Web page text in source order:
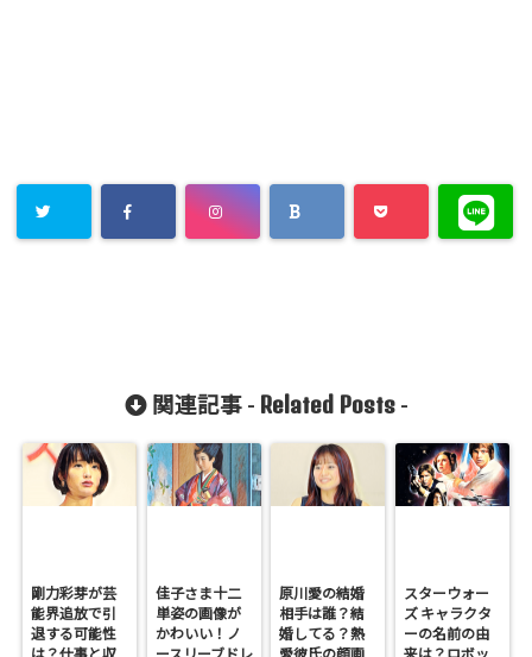
関連記事 - Related Posts-
剛力彩芽が芸
能界追放で引
退する可能性
佳子さま十二
単姿の画像が
かわいい！ノ
原川愛の結婚
相手は誰？結
婚してる？熱
スターウォー
ズ キャラクタ
ーの名前の由